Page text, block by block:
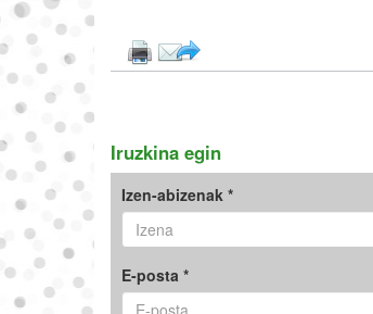
Iruzkina egin
Izen-abizenak *
E-posta *